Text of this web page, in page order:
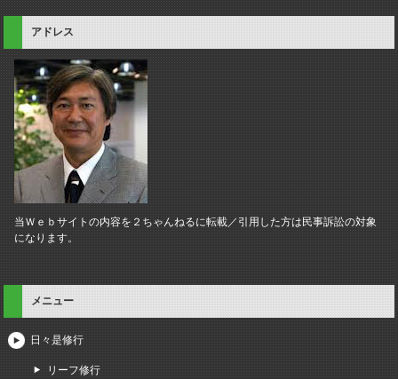
アドレス
当Ｗｅｂサイトの内容を２ちゃんねるに転載／引用した方は民事訴訟の対象
になります。
メニュー
日々是修行
リーフ修行